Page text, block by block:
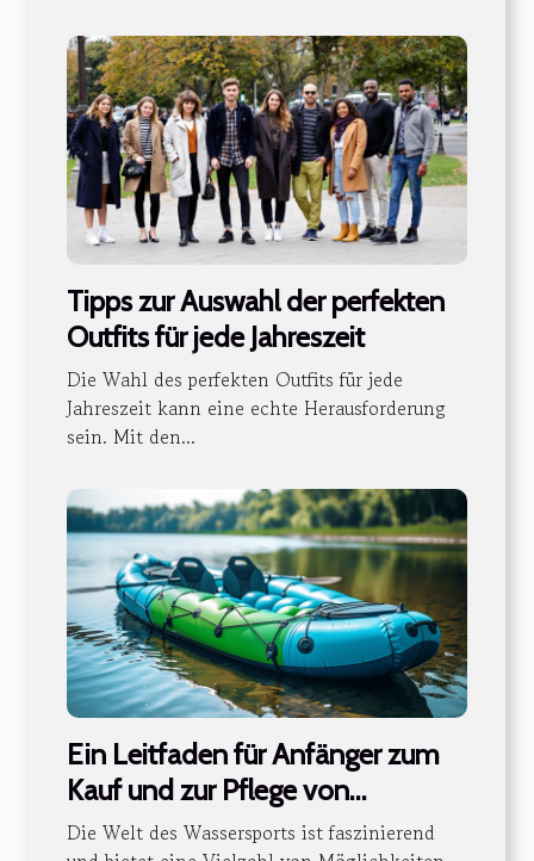
Tipps zur Auswahl der perfekten
Outfits für jede Jahreszeit
Die Wahl des perfekten Outfits für jede
Jahreszeit kann eine echte Herausforderung
sein. Mit den...
Ein Leitfaden für Anfänger zum
Kauf und zur Pflege von
aufblasbaren Kajaks
Die Welt des Wassersports ist faszinierend